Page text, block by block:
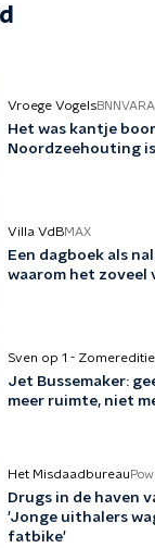
Vroege VogelsBNNVARA
Het was kantje
Noordzeehouting
Villa VdBMAX
Een dagboek als
waarom het zoveel
Sven op 1 - Zomereditie
Jet Bussemaker:
meer ruimte, niet
Het Misdaadbureau
Drugs in de haven
'Jonge uithalers
fatbike'